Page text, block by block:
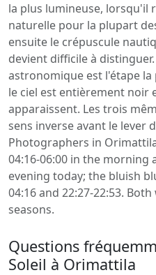
la plus lumineuse, lorsqu'il
naturelle pour la plupart
ensuite le crépuscule
devient difficile à
astronomique est l'étape
le ciel est entièrement noir
apparaissent. Les trois
sens inverse avant le lever
Photographers in
04:16-06:00 in the morning
evening today; the bluish
04:16 and 22:27-22:53.
seasons.
Questions
Soleil à Orimattila